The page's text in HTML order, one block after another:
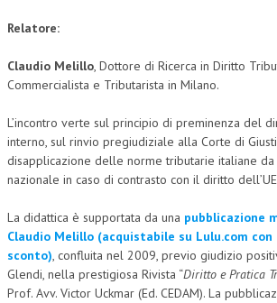
TREASURY IN FINANCIAL SERVICES
RISK MANAGEMENT
SVILUPPO SOSTENIBILE
L’UMANISTA
DIRITTO
DIRITTO PENALE D’IMPRESA
Relatore:
Claudio Melillo, Dottore di Ricerca in Diritto
Commercialista e Tributarista in Milano.
L’incontro verte sul principio di preminenza del
interno, sul rinvio pregiudiziale alla Corte di
disapplicazione delle norme tributarie italiane
nazionale in caso di contrasto con il diritto
La didattica è supportata da una pubblicazione
Claudio Melillo (acquistabile su Lulu.com con
sconto), confluita nel 2009, previo giudizio
Glendi, nella prestigiosa Rivista “Diritto e Pratica
Prof. Avv. Victor Uckmar (Ed. CEDAM). La